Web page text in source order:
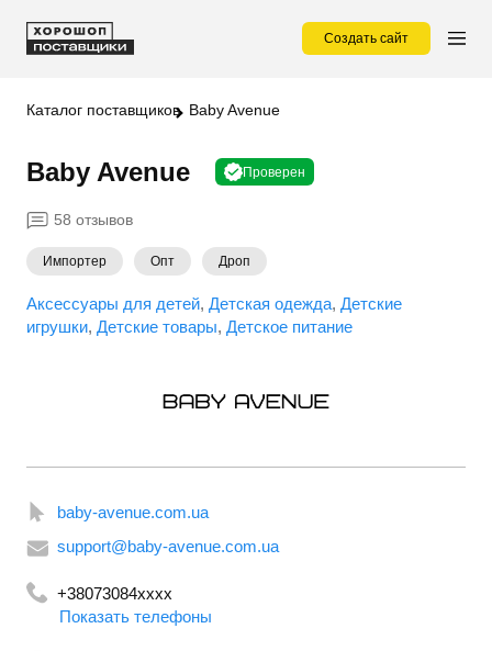
Создать сайт
Каталог поставщиков Baby Avenue
Baby Avenue Проверен
58 отзывов
Импортер Опт Дроп
Аксессуары для детей Детская одежда Детские
игрушки Детские товары Детское питание
baby-avenue.com.ua
support@baby-avenue.com.ua
+38073084xxxx
Показать телефоны